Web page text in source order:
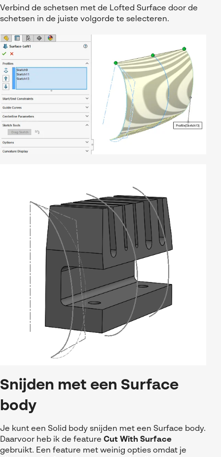
Verbind de schetsen met de Lofted Surface door de
schetsen in de juiste volgorde te selecteren.
Snijden met een Surface
body
Je kunt een Solid body snijden met een Surface body.
Daarvoor heb ik de feature Cut With Surface
gebruikt. Een feature met weinig opties omdat je